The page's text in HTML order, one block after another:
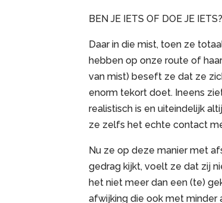
BEN JE IETS OF DOE JE IETS?
Daar in die mist, toen ze
hebben op onze route of
van mist) beseft ze dat ze
enorm tekort doet. Ineens
realistisch is en uiteindelijk
ze zelfs het echte contact
Nu ze op deze manier met
gedrag kijkt, voelt ze dat zij
het niet meer dan een (te)
afwijking die ook met minder